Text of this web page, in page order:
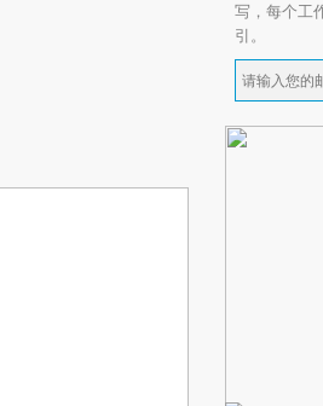
写，每个工
引。